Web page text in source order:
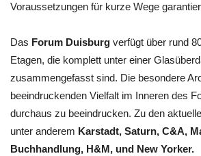
Voraussetzungen für kurze Wege
Das Forum Duisburg verfügt über rund
Etagen, die komplett unter einer
zusammengefasst sind. Die besondere
beeindruckenden Vielfalt im Inneren des
durchaus zu beeindrucken. Zu den
unter anderem Karstadt, Saturn, C&A,
Buchhandlung, H&M, und New Yorker.